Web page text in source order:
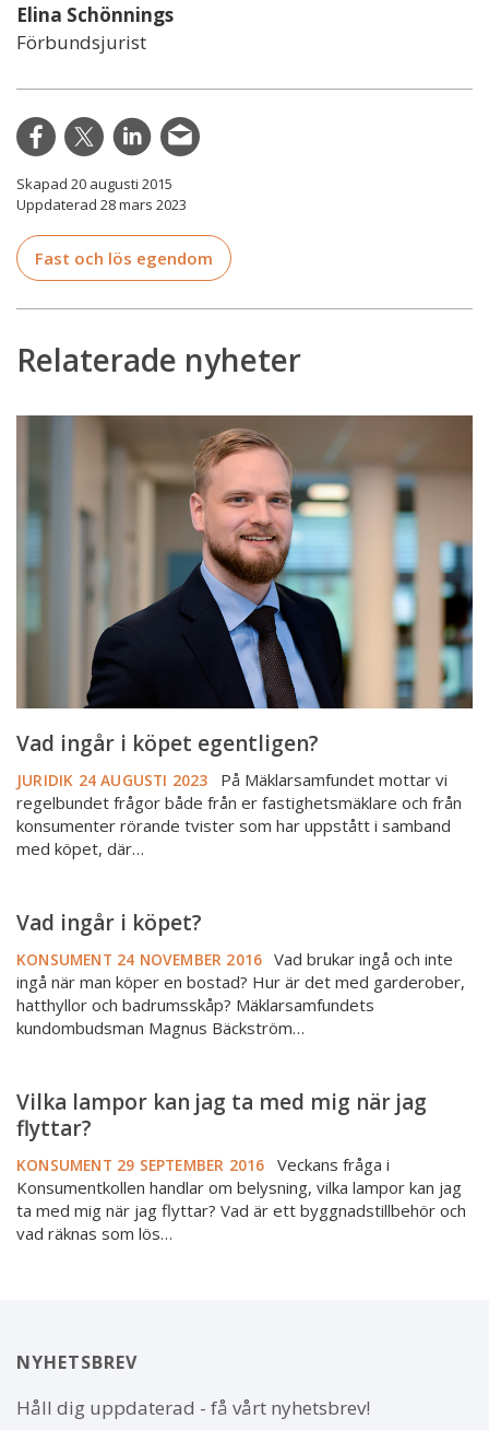
Elina Schönnings
Förbundsjurist
Skapad 20 augusti 2015
Uppdaterad 28 mars 2023
Fast och lös egendom
Relaterade nyheter
Vad
egentligen?
Vad ingår i köpet egentligen?
JURIDIK 24 AUGUSTI 2023
På Mäklarsamfundet mottar vi
regelbundet frågor både från er fastighetsmäklare och från
konsumenter rörande tvister som har uppstått i samband
med köpet, där…
ingår
köpet?
Vad ingår i köpet?
KONSUMENT 24 NOVEMBER 2016 Vad brukar ingå och inte
ingå när man köper en bostad? Hur är det med garderober,
hatthyllor och badrumsskåp? Mäklarsamfundets
kundombudsman Magnus Bäckström…
lampor
kan
jag
med
Vilka lampor kan jag ta med mig när jag
flyttar?
KONSUMENT 29 SEPTEMBER 2016
Veckans fråga i
Konsumentkollen handlar om belysning, vilka lampor kan jag
ta med mig när jag flyttar? Vad är ett byggnadstillbehör och
vad räknas som lös…
NYHETSBREV
Håll dig uppdaterad - få vårt nyhetsbrev!